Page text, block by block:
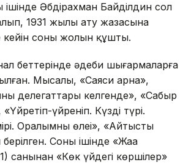
Әбдірахман Байділдин сол
1931 жылы ату жазасына
соның жолын құшты.
беттерінде әдеби шығармаларға
Мысалы, «Саяси арна»,
делегаттары келгенде», «Сабыр
үйреніп. Күздің түрі.
Оралымның өлеңі», «Айтыстың
Соның ішінде «Жаңа
санынан «Көк үйдегі көршілер»